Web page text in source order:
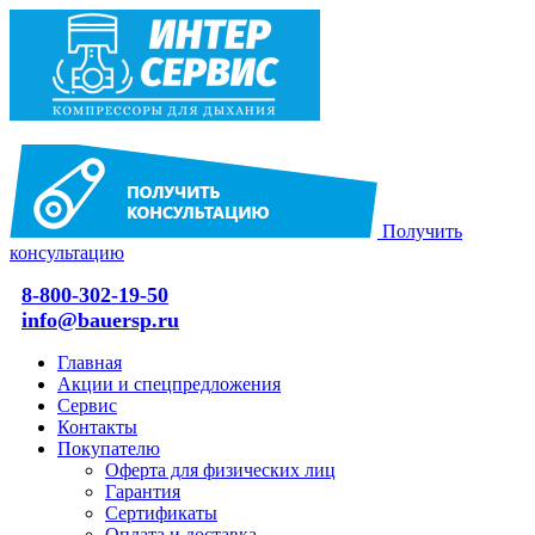
Получить
консультацию
8-800-302-19-50
info@bauersp.ru
Главная
Акции и спецпредложения
Сервис
Контакты
Покупателю
Оферта для физических лиц
Гарантия
Сертификаты